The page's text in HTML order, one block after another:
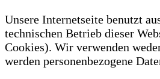
Unsere Internetseite benutzt
technischen Betrieb dieser
Cookies). Wir verwenden
werden personenbezogene